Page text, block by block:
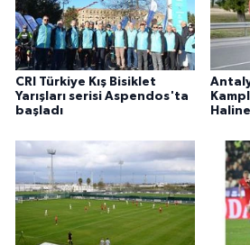
CRI Türkiye Kış Bisiklet
Yarışları serisi Aspendos'ta
başladı